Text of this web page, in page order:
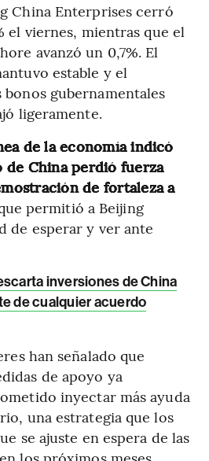
China Enterprises cerró
el viernes, mientras que el
avanzó un 0,7%. El
estable y el
gubernamentales
ligeramente.
de la economía indicó
China perdió fuerza
de fortaleza a
permitió a Beijing
de esperar y ver ante
inversiones de China
de cualquier acuerdo
han señalado que
de apoyo ya
inyectar más ayuda
una estrategia que los
se ajuste en espera de las